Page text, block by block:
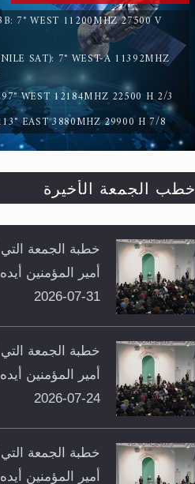
ومهيمنٌ عليها..
7° WEST 11200MHZ 27500 V
SAT): 7° WEST-A 11392MHZ
WEST 12184MHZ 22500 H 2/3
EAST 3880MHZ 29900 H 7/8
خطب الجمعة الأخيرة
خطبة الجمعة
أمير المؤمنين
31-07-2026
خطبة الجمعة
أمير المؤمنين
24-07-2026
خطبة الجمعة
أمير المؤمنين